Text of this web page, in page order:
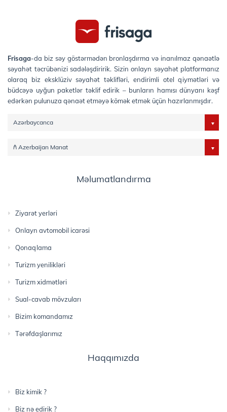
Frisaga-da biz səy göstərmədən bronlaşdırma və inanılmaz qənaətlə
səyahət təcrübənizi sadələşdiririk. Sizin onlayn səyahət platformanız
olaraq biz eksklüziv səyahət təklifləri, endirimli otel qiymətləri və
büdcəyə uyğun paketlər təklif edirik – bunların hamısı dünyanı kəşf
edərkən pulunuza qənaət etməyə kömək etmək üçün hazırlanmışdır.
Azərbaycanca
₼ Azerbaijan Manat
Məlumatlandırma
Ziyarət yerləri
Onlayn avtomobil icarəsi
Qonaqlama
Turizm yenilikləri
Turizm xidmətləri
Sual-cavab mövzuları
Bizim komandamız
Tərəfdaşlarımız
Haqqımızda
Biz kimik ?
Biz nə edirik ?